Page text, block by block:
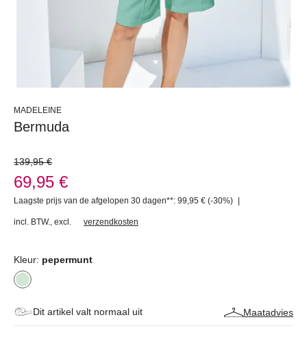
MADELEINE
Bermuda
139,95 €
69,95 €
Laagste prijs van de afgelopen 30 dagen**: 99,95 € (-30%) |
incl. BTW. excl. verzendkosten
Kleur: pepermunt
Dit artikel valt normaal uit Maatadvies